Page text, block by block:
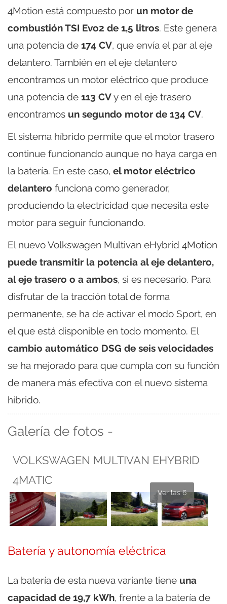
4Motion está compuesto por un motor de
combustión TSI Evo2 de 1,5 litros. Este genera
una potencia de 174 CV, que envía el par al eje
delantero. También en el eje delantero
encontramos un motor eléctrico que produce
una potencia de 113 CVy en el eje trasero
encontramos un segundo motor de 134 CV.
El sistema híbrido permite que el motor trasero
continue funcionando aunque no haya carga en
la batería. En este caso, el motor eléctrico
delantero funciona como generador,
produciendo la electricidad que necesita este
motor para seguir funcionando.
El nuevo Volkswagen Multivan eHybrid 4Motion
puede transmitir la potencia al eje delantero,
al eje trasero o a ambos, si es necesario. Para
disfrutar de la tracción total de forma
permanente, se ha de activar el modo Sport, en
el que está disponible en todo momento. El
cambio automático DSG de seis velocidades
se ha mejorado para que cumpla con su función
de manera más efectiva con el nuevo sistema
híbrido.
Galería de fotos -
VOLKSWAGEN MULTIVAN EHYBRID
4MATIC
Ver las 6
Batería y autonomía eléctrica
La batería de esta nueva variante tiene una
capacidad de 19,7 kWh, frente a la batería de